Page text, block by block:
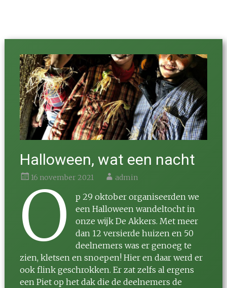
Halloween, wat een nacht
16 november 2021 admin
O
p 29 oktober organiseerden we
een Halloween wandeltocht in
onze wijk De Akkers. Met meer
dan 12 versierde huizen en 50
deelnemers was er genoeg te
zien, kletsen en snoepen! Hier en daar werd er
ook flink geschrokken. Er zat zelfs al ergens
een Piet op het dak die de deelnemers de